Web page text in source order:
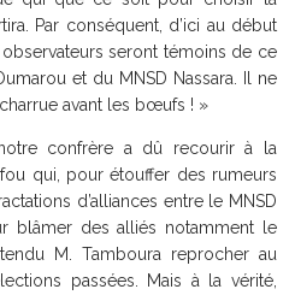
Par conséquent, d’ici au début
seront témoins de ce
et du MNSD Nassara. Il ne
avant les bœufs ! »
confrère a dû recourir à la
qui, pour étouffer des rumeurs
d’alliances entre le MNSD
blâmer des alliés notamment le
M. Tamboura reprocher au
passées. Mais à la vérité,